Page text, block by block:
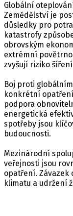
Globální
Zemědělství je
důsledky pro
katastrofy
obrovským
extrémní
zvyšují riziko
Boj proti
konkrétní
podpora
energetická
spotřeby jsou
budoucnosti.
Mezinárodní
veřejnosti jsou
opatření. Závazek
klimatu a udržení